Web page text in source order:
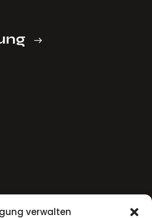
verwalten